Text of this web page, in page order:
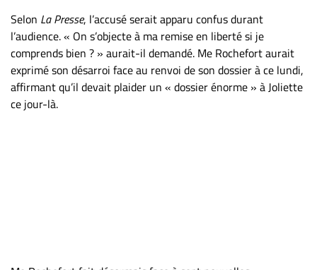
Nous
joindre
À
propos
Infolettre
S’abonner
Selon La Presse, l’accusé serait apparu confus durant
l’audience. « On s’objecte à ma remise en liberté si je
comprends bien ? » aurait-il demandé. Me Rochefort aurait
exprimé son désarroi face au renvoi de son dossier à ce lundi,
affirmant qu’il devait plaider un « dossier énorme » à Joliette
ce jour-là.